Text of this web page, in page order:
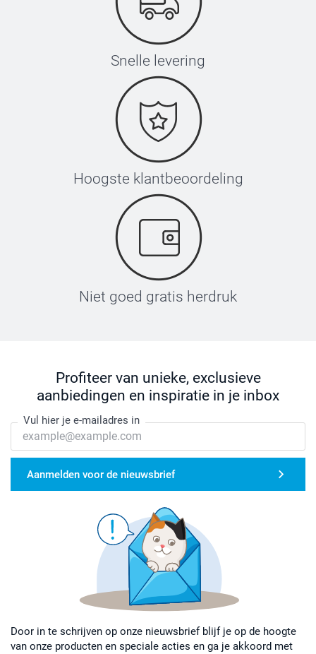
Snelle levering
Hoogste klantbeoordeling
Niet goed gratis herdruk
Profiteer van unieke, exclusieve
aanbiedingen en inspiratie in je inbox
Vul hier je e-mailadres in
Aanmelden voor de nieuwsbrief
Door in te schrijven op onze nieuwsbrief blijf je op de hoogte
van onze producten en speciale acties en ga je akkoord met